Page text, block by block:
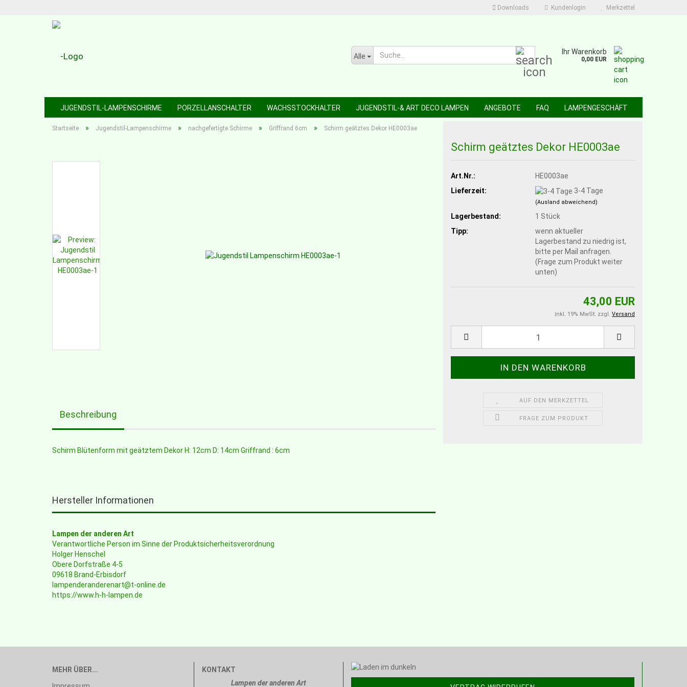
Downloads Kundenlogin Merkzettel
Alle
Ihr Warenkorb
0,00 EUR
JUGENDSTIL-LAMPENSCHIRME PORZELLANSCHALTER WACHSSTOCKHALTER JUGENDSTIL-& ART DECO LAMPEN ANGEBOTE FAQ LAMPENGESCHÄFT
Startseite » Jugendstil-Lampenschirme » nachgefertigte Schirme » Griffrand 6cm » Schirm geätztes Dekor HE0003ae
Schirm geätztes Dekor HE0003ae
Art.Nr.:
HE0003ae
Lieferzeit:
3-4 Tage
(Ausland abweichend)
Lagerbestand: 1 Stück
Tipp:
wenn aktueller
Lagerbestand zu niedrig ist,
bitte per Mail anfragen.
(Frage zum Produkt weiter
unten)
43,00 EUR
inkl. 19% MwSt. zzgl. Versand
AUF DEN MERKZETTEL
FRAGE ZUM PRODUKT
Beschreibung
Schirm Blütenform mit geätztem Dekor H: 12cm D: 14cm Griffrand : 6cm
Hersteller Informationen
Lampen der anderen Art
Verantwortliche Person im Sinne der Produktsicherheitsverordnung
Holger Henschel
Obere Dorfstraße 4-5
09618 Brand-Erbisdorf
lampenderanderenart@t-online.de
https://www.h-h-lampen.de
MEHR ÜBER...
KONTAKT
Lampen der anderen Art